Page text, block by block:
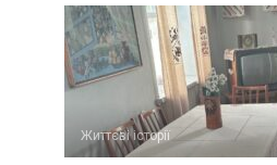
Життєві історії